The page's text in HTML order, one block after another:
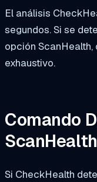
El análisis
segundos. Si se
opción ScanHealth,
exhaustivo.
Comando
ScanHealth
Si CheckHealth